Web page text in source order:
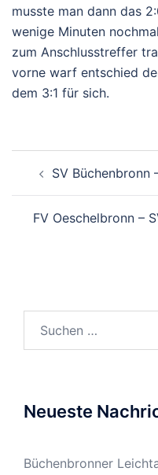
musste man dann das
wenige Minuten
zum Anschlusstreffer
vorne warf entschied
dem 3:1 für sich.
SV Büchenbronn
FV Oeschelbronn –
Neueste
Büchenbronner